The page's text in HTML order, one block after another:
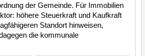
der Gemeinde. Für Immobilien
höhere Steuerkraft und Kaufkraft
Standort hinweisen,
die kommunale